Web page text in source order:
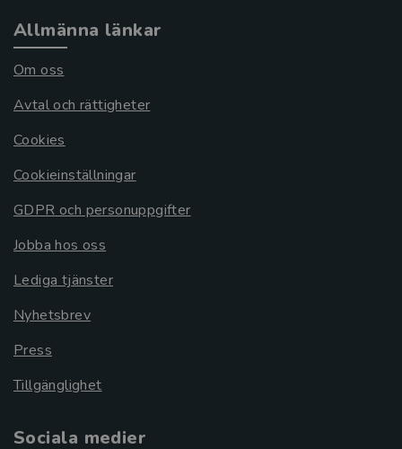
Allmänna länkar
Om oss
Avtal och rättigheter
Cookies
Cookieinställningar
GDPR och personuppgifter
Jobba hos oss
Lediga tjänster
Nyhetsbrev
Press
Tillgänglighet
Sociala medier